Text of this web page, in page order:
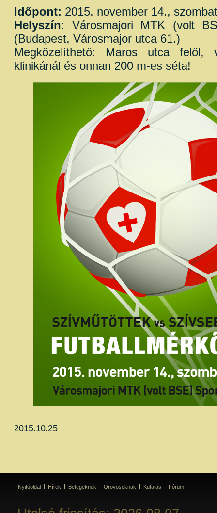
Időpont: 2015. november 14.,
Helyszín: Városmajori MTK (volt
(Budapest, Városmajor utca 61.)
Megközelíthető: Maros utca felől,
klinikánál és onnan 200 m-es séta!
2015.10.25
Nyitóoldal Hírek Betegeknek Orovosoknak Kutatás Fórum